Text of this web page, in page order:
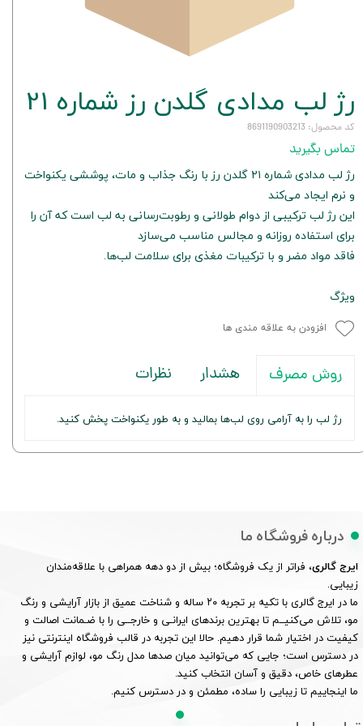
رژ لب مدادی گلدن رز شماره 21
کد محصول: 8691190903213
تماس بگیرید
رژ لب مدادی شماره ۲۱ گلدن رز با رنگ جذاب و مات، پوششی یکنواخت
و نرم ایجاد می‌کند
این رژ لب ترکیبی از دوام طولانی و رطوبت‌رسانی به لب است که آن را
برای استفاده روزانه و مجالس مناسب می‌سازد
فاقد مواد مضر و با ترکیبات مغذی برای سلامت لب‌ها.
ویژگ
افزودن به علاقه مندی ها
روش مصرف هشدار نظرات
رژ لب را به آرامی روی لب‌ها بمالید و به طور یکنواخت پخش کنید.
درباره فروشگاه ما
ایرج گالری، فراتر از یک فروشگاه؛ بیش از دو دهه همراهی با علاقه‌مندان
زیبایی.
ما در ایرج گالری با تکیه بر تجربه ۲۰ ساله و شناخت عمیق از بازار آرایشی و رنگ
مو، تلاش می‌کنیــم تا بهترین برندهای ایرانـی و خارجــی را با ضـمانت اصالت و
کیفیت در اختیار شما قرار دهیم. حالا این تجربه در قالب فروشگاه اینترنتی نیز
در دسترس است؛ جایی که می‌توانید میان صدها مدل رنگ مو، لوازم آرایشی و
عطرهای خاص، دقیق و آسان انتخاب کنید.
ما اینجاییم تا زیبایی را ساده، مطمئن و در دسترس کنیم.